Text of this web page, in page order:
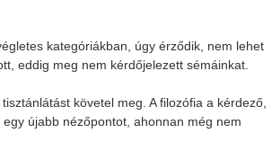
kategóriákban, úgy érződik, nem lehet
eddig meg nem kérdőjelezett sémáinkat.
követel meg. A filozófia a kérdező,
újabb nézőpontot, ahonnan még nem